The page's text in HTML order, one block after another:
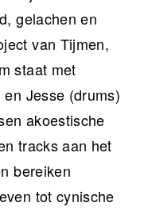
gelachen en
van Tijmen,
staat met
Jesse (drums)
akoestische
tracks aan het
bereiken
tot cynische